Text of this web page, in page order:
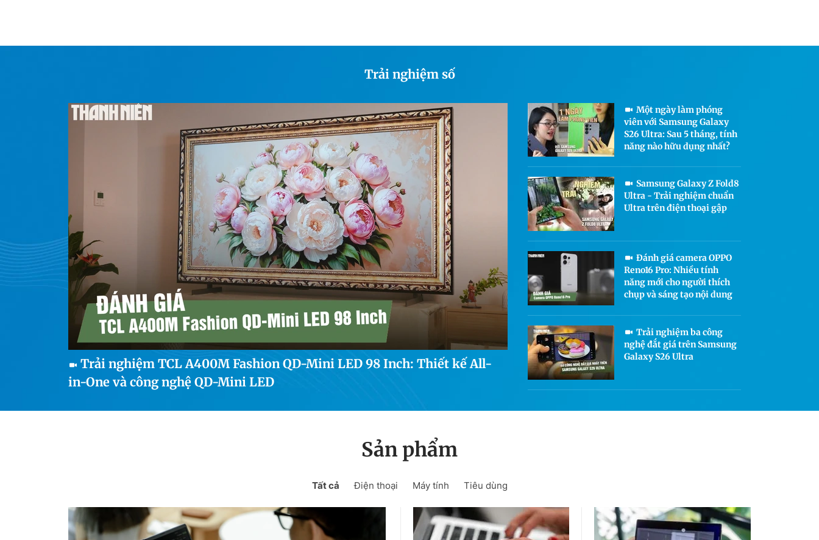
Trải nghiệm số
Trải nghiệm TCL A400M Fashion QD-Mini LED 98 Inch: Thiết kế All-
in-One và công nghệ QD-Mini LED
Một ngày làm phóng
viên với Samsung Galaxy
S26 Ultra: Sau 5 tháng, tính
năng nào hữu dụng nhất?
Samsung Galaxy Z Fold8
Ultra - Trải nghiệm chuẩn
Ultra trên điện thoại gập
Đánh giá camera OPPO
Reno16 Pro: Nhiều tính
năng mới cho người thích
chụp và sáng tạo nội dung
Trải nghiệm ba công
nghệ đắt giá trên Samsung
Galaxy S26 Ultra
chơi nhạc ngoài trời?
Sản phẩm
Tất cả Điện thoại Máy tính Tiêu dùng